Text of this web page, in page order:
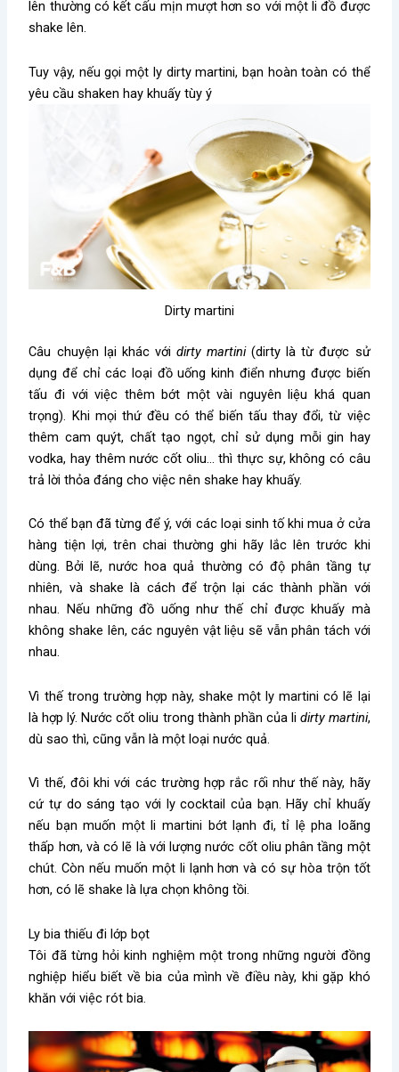
lên thường có kết cấu mịn mượt hơn so với một li đồ được
shake lên.
Tuy vậy, nếu gọi một ly dirty martini, bạn hoàn toàn có thể
yêu cầu shaken hay khuấy tùy ý
Dirty martini
Câu chuyện lại khác với dirty martini(dirty là từ được sử
dụng để chỉ các loại đồ uống kinh điển nhưng được biến
tấu đi với việc thêm bớt một vài nguyên liệu khá quan
trọng). Khi mọi thứ đều có thể biến tấu thay đổi, từ việc
thêm cam quýt, chất tạo ngọt, chỉ sử dụng mỗi gin hay
vodka, hay thêm nước cốt oliu… thì thực sự, không có câu
trả lời thỏa đáng cho việc nên shake hay khuấy.
Có thể bạn đã từng để ý, với các loại sinh tố khi mua ở cửa
hàng tiện lợi, trên chai thường ghi hãy lắc lên trước khi
dùng. Bởi lẽ, nước hoa quả thường có độ phân tầng tự
nhiên, và shake là cách để trộn lại các thành phần với
nhau. Nếu những đồ uống như thế chỉ được khuấy mà
không shake lên, các nguyên vật liệu sẽ vẫn phân tách với
nhau.
Vì thế trong trường hợp này, shake một ly martini có lẽ lại
là hợp lý. Nước cốt oliu trong thành phần của li dirty martini,
dù sao thì, cũng vẫn là một loại nước quả.
Vì thế, đôi khi với các trường hợp rắc rối như thế này, hãy
cứ tự do sáng tạo với ly cocktail của bạn. Hãy chỉ khuấy
nếu bạn muốn một li martini bớt lạnh đi, tỉ lệ pha loãng
thấp hơn, và có lẽ là với lượng nước cốt oliu phân tầng một
chút. Còn nếu muốn một li lạnh hơn và có sự hòa trộn tốt
hơn, có lẽ shake là lựa chọn không tồi.
Ly bia thiếu đi lớp bọt
Tôi đã từng hỏi kinh nghiệm một trong những người đồng
nghiệp hiểu biết về bia của mình về điều này, khi gặp khó
khăn với việc rót bia.